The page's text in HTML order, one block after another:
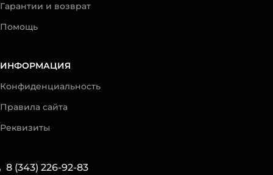
Гарантии и возврат
Помощь
ИНФОРМАЦИЯ
Конфиденциальность
Правила сайта
Реквизиты
8 (343) 226-92-83